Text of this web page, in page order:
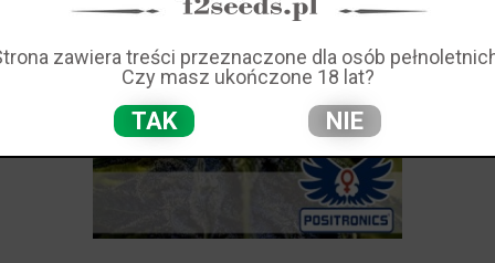
zawiera treści przeznaczone dla osób
Czy masz ukończone 18 lat?
TAK NIE